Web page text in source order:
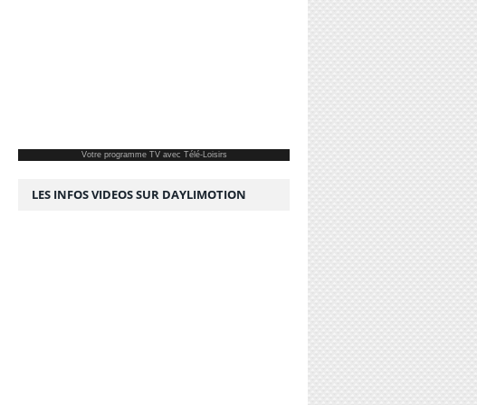
Votre programme TVavec Télé-Loisirs
LES INFOS VIDEOS SUR DAYLIMOTION